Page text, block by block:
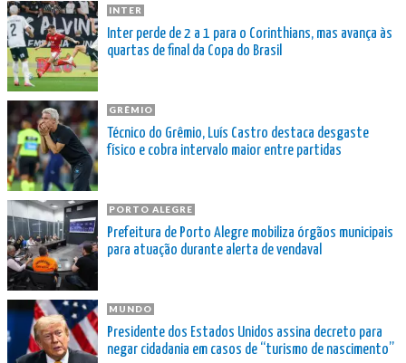
INTER
Inter perde de 2 a 1 para o Corinthians, mas avança às
quartas de final da Copa do Brasil
GRÊMIO
Técnico do Grêmio, Luís Castro destaca desgaste
físico e cobra intervalo maior entre partidas
PORTO ALEGRE
Prefeitura de Porto Alegre mobiliza órgãos municipais
para atuação durante alerta de vendaval
MUNDO
Presidente dos Estados Unidos assina decreto para
negar cidadania em casos de “turismo de nascimento”